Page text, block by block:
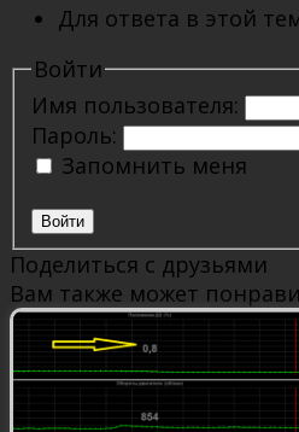
Для ответа в этой
Войти
Имя пользователя:
Пароль:
Запомнить меня
Войти
Поделиться с друзьями
Вам также может